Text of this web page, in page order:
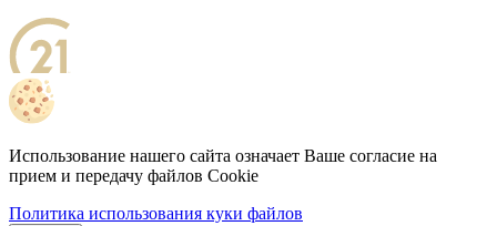
Использование нашего сайта означает Ваше согласие на
прием и передачу файлов Cookie
Политика использования куки файлов